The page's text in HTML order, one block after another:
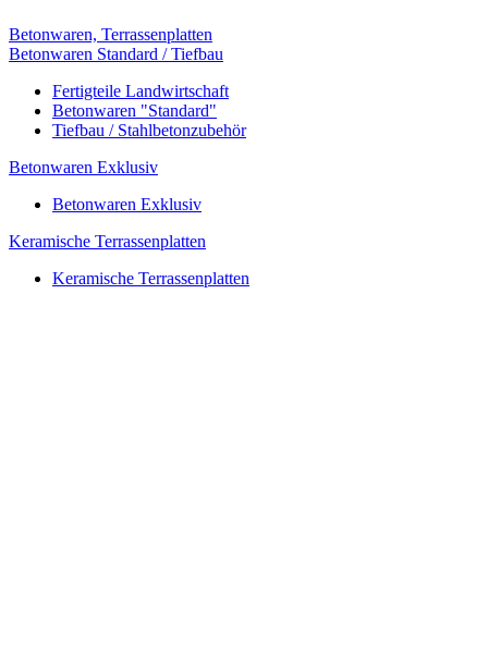
Betonwaren, Terrassenplatten
Betonwaren Standard / Tiefbau
Fertigteile Landwirtschaft
Betonwaren "Standard"
Tiefbau / Stahlbetonzubehör
Betonwaren Exklusiv
Betonwaren Exklusiv
Keramische Terrassenplatten
Keramische Terrassenplatten